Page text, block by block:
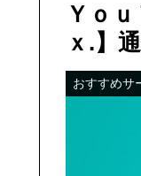
Ｙｏ
ｘ.】
おすすめサ